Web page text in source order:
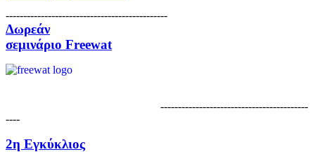
----------------------------------------------
Δωρεάν
σεμινάριο Freewat
------------------------------------------
----
2η Εγκύκλιος